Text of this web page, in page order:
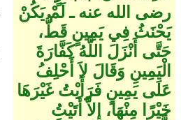
رضى الله عنه ـ لَمْ يَكُنْ
يَحْنَثُ فِي يَمِينٍ قَطُّ،
حَتَّى أَنْزَلَ اللَّهُ كَفَّارَةَ
الْيَمِينِ وَقَالَ لاَ أَحْلِفُ
عَلَى يَمِينٍ فَرَأَيْتُ غَيْرَهَا
خَيْرًا مِنْهَا، إِلاَّ أَتَيْتُ